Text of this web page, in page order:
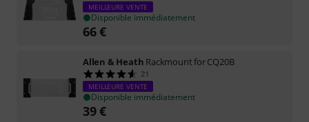
MEILLEURE VENTE
Disponible immédiatement
66€
Allen & Heath Rackmount for CQ20B
21
MEILLEURE VENTE
Disponible immédiatement
39€